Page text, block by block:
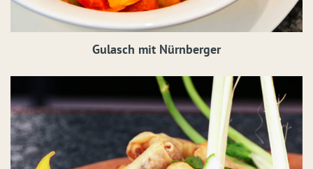
Gulasch mit Nürnberger